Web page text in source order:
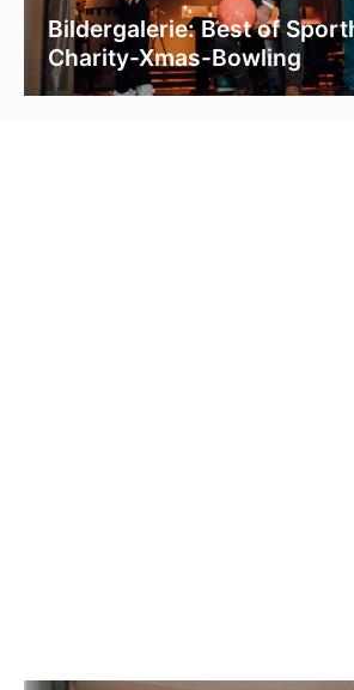
Bildergalerie: Best of
Charity-Xmas-Bowling